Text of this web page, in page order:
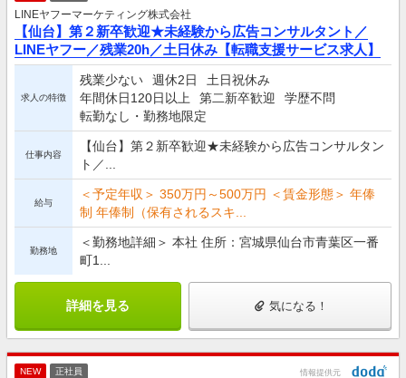
LINEヤフーマーケティング株式会社
【仙台】第２新卒歓迎★未経験から広告コンサルタント／
LINEヤフー／残業20h／土日休み【転職支援サービス求人】
求人の特徴
残業少ない 週休2日
土日祝休み
年間休日120日以上
第二新卒歓迎
学歴不問
転勤なし・勤務地限定
仕事内容
【仙台】第２新卒歓迎★未経験から広告コンサルタン
ト／...
給与
＜予定年収＞ 350万円～500万円 ＜賃金形態＞ 年俸
制 年俸制（保有されるスキ...
勤務地
＜勤務地詳細＞ 本社 住所：宮城県仙台市青葉区一番
町1...
詳細を見る 気になる！
NEW 正社員 情報提供元